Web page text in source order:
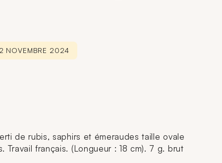
NOVEMBRE 2024
de rubis, saphirs et émeraudes taille ovale
français. (Longueur : 18 cm). 7 g. brut